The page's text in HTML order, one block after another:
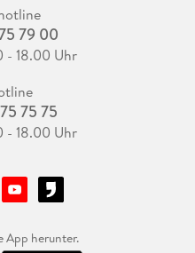
79 00
- 18.00 Uhr
75 75
- 18.00 Uhr
App herunter.